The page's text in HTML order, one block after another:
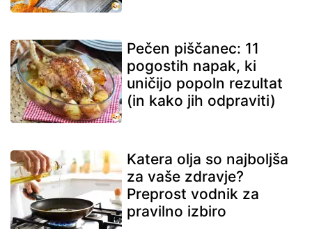
Pečen piščanec: 11
pogostih napak, ki
uničijo popoln rezultat
(in kako jih odpraviti)
Katera olja so najboljša
za vaše zdravje?
Preprost vodnik za
pravilno izbiro